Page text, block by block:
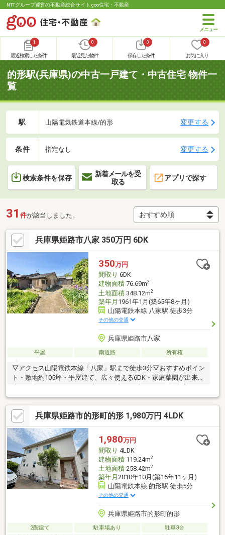
NTTグループ運営の不動産総合サイト goo住宅・不動産
1
最近検索した条件
0
最近見た物件
0
保存した条件
0
お気に入り
的形駅(兵庫県)の中古一戸建て・中古住宅 物件一
覧
駅 山陽電気鉄道本線/的形 変更する
条件 指定なし 変更する
検索条件を保存
新着メールを受
取る
アプリで探す
31 件が該当しました。
兵庫県姫路市八家 350万円 6DK
350万円
間取り 6DK
建物面積76.69m2
土地面積348.12m2
築年月 1961年1月(築65年8ヶ月)
山陽電鉄本線 八家駅 徒歩3分
その他の交通
兵庫県姫路市八家
平屋 南道路 所有権
▽アクセス山陽電鉄本線「八家」駅まで徒歩3分▽おすすめポイン
ト・敷地約105坪・平屋建て、広々使える6DK・家庭菜園が出来る
好きにリフォームして頂けます♪─── お住まい探しのお悩み、ご
不安をサポート。・物件の詳細は【0120-298-330(通話無料)】 ま
で お気軽にお問い合わせください！
兵庫県姫路市的形町的形 1,980万円 4LDK
1,980万円
間取り 4LDK
建物面積119.24m2
土地面積258.42m2
築年月 2010年10月(築15年11ヶ月)
山陽電鉄本線 的形駅 徒歩5分
その他の交通
兵庫県姫路市的形町的形
2階建て 駐車場あり
駐車3台